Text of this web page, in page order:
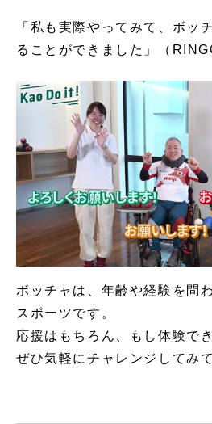
「私も実際やってみて、ボッ
ることができました」（
ボッチャは、年齢や経験を問
スポーツです。
応援はもちろん、もし体験で
ぜひ気軽にチャレンジしてみ